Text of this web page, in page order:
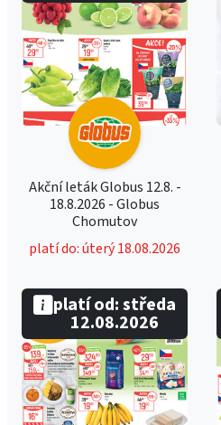
Akční leták Globus 12.8. -
18.8.2026 - Globus
Chomutov
platí do: úterý 18.08.2026
platí od: středa
12.08.2026